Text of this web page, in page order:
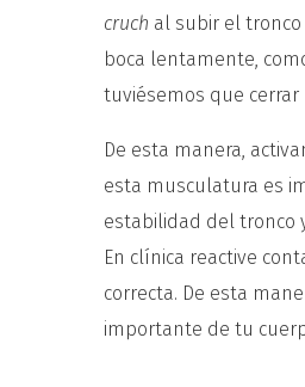
cruch al subir el
boca lentamente,
tuviésemos que
De esta manera,
esta musculatura es
estabilidad del tronco
En clínica reactive
correcta. De esta
importante de tu